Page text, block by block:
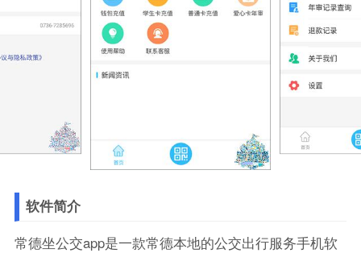
软件简介
常德坐公交app是一款常德本地的公交出行服务手机软